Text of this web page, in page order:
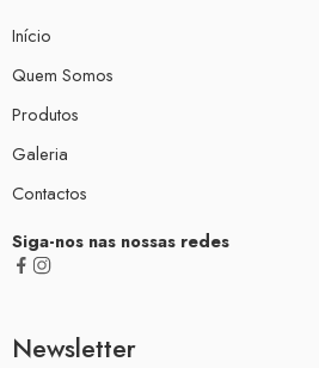
Início
Quem Somos
Produtos
Galeria
Contactos
Siga-nos nas nossas redes
Newsletter